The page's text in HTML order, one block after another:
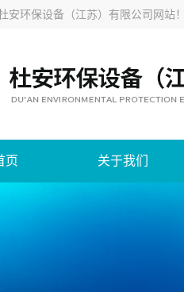
安环保设备（江苏）有限公司网站！
页 关于我们